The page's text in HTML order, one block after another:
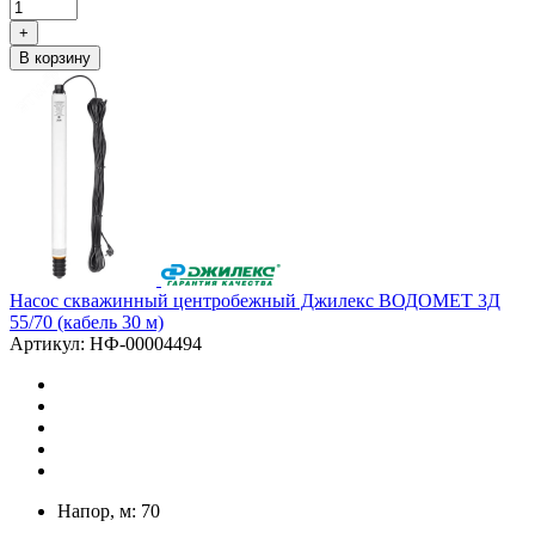
+
В корзину
Насос скважинный центробежный Джилекс ВОДОМЕТ 3Д
55/70 (кабель 30 м)
Артикул: НФ-00004494
Напор, м: 70